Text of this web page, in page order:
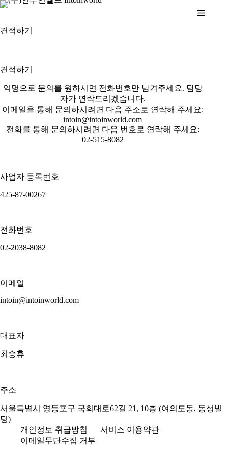
견적하기
견적하기
익명으로 문의를 원하시면 전화번호만 남겨주세요. 담당
자가 연락드리겠습니다.
이메일을 통해 문의하시려면 다음 주소로 연락해 주세요:
intoin@intoinworld.com
전화를 통해 문의하시려면 다음 번호로 연락해 주세요:
02-515-8082
사업자 등록번호
425-87-00267
전화번호
02-2038-8082
이메일
intoin@intoinworld.com
대표자
최승휴
주소
서울특별시 영등포구 국회대로62길 21, 10층 (여의도동, 동성빌
딩)
개인정보 취급방침
서비스 이용약관
이메일무단수집 거부